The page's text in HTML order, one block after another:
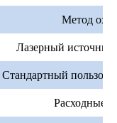
Метод
Лазерный источник
Стандартный
Расходные